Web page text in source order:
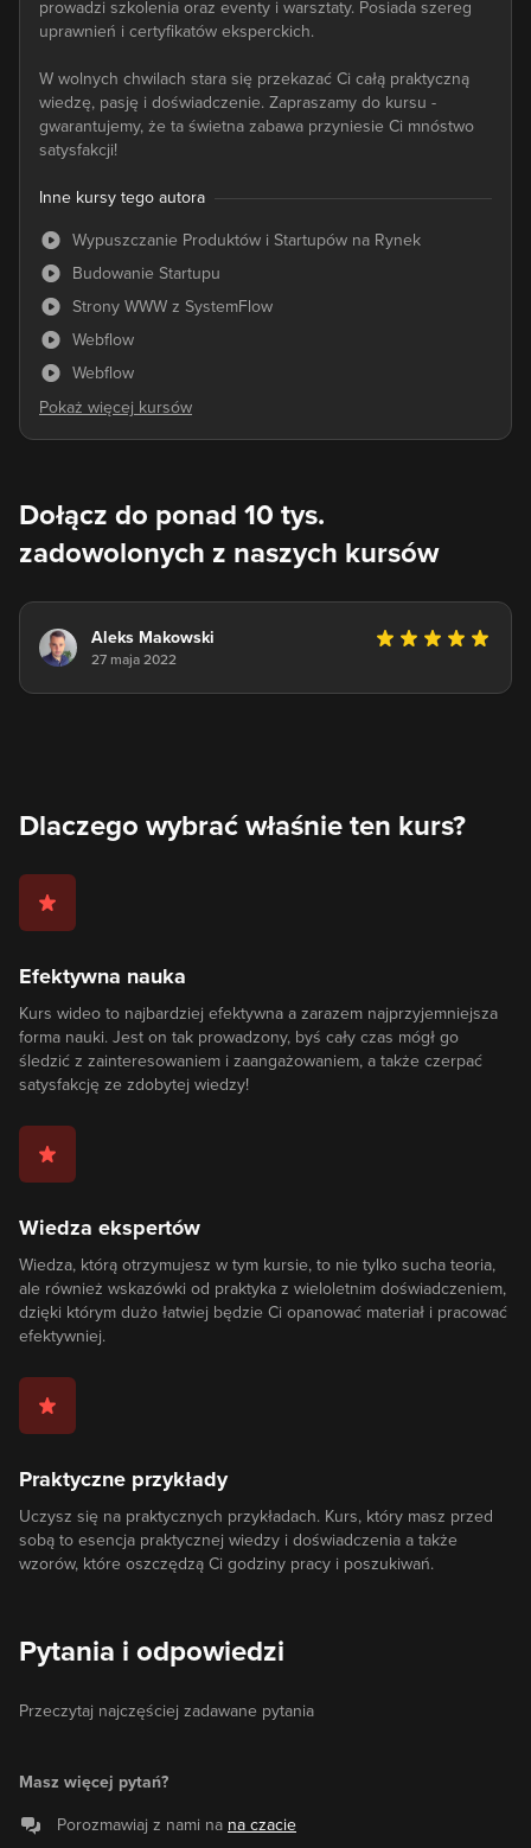
prowadzi szkolenia oraz eventy i warsztaty. Posiada szereg
uprawnień i certyfikatów eksperckich.
W wolnych chwilach stara się przekazać Ci całą praktyczną
wiedzę, pasję i doświadczenie. Zapraszamy do kursu -
gwarantujemy, że ta świetna zabawa przyniesie Ci mnóstwo
satysfakcji!
Inne kursy tego autora
Wypuszczanie Produktów i Startupów na Rynek
Budowanie Startupu
Strony WWW z SystemFlow
Webflow
Webflow
Dołącz do ponad 10 tys.
zadowolonych z naszych kursów
Aleks Makowski
27 maja 2022
Dlaczego wybrać właśnie ten kurs?
Efektywna nauka
Kurs wideo to najbardziej efektywna a zarazem najprzyjemniejsza
forma nauki. Jest on tak prowadzony, byś cały czas mógł go
śledzić z zainteresowaniem i zaangażowaniem, a także czerpać
satysfakcję ze zdobytej wiedzy!
Wiedza ekspertów
Wiedza, którą otrzymujesz w tym kursie, to nie tylko sucha teoria,
ale również wskazówki od praktyka z wieloletnim doświadczeniem,
dzięki którym dużo łatwiej będzie Ci opanować materiał i pracować
efektywniej.
Praktyczne przykłady
Uczysz się na praktycznych przykładach. Kurs, który masz przed
sobą to esencja praktycznej wiedzy i doświadczenia a także
wzorów, które oszczędzą Ci godziny pracy i poszukiwań.
Pytania i odpowiedzi
Przeczytaj najczęściej zadawane pytania
Masz więcej pytań?
Porozmawiaj z nami na na czacie